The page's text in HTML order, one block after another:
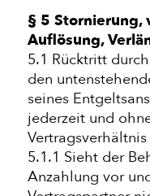
§ 5 Stornierung,
Auflösung,
5.1 Rücktritt
den
seines
jederzeit und
5.1.1 Sieht der
Anzahlung vor